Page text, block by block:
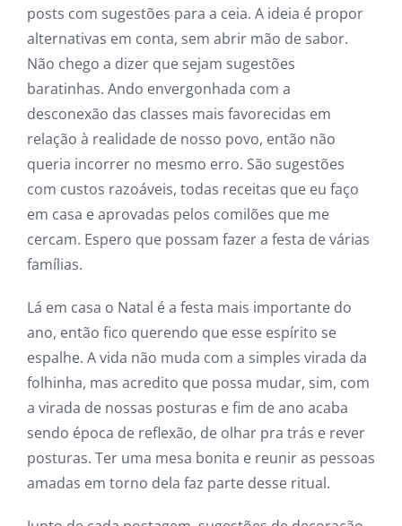
posts com sugestões para a ceia. A ideia é propor
alternativas em conta, sem abrir mão de sabor.
Não chego a dizer que sejam sugestões
baratinhas. Ando envergonhada com a
desconexão das classes mais favorecidas em
relação à realidade de nosso povo, então não
queria incorrer no mesmo erro. São sugestões
com custos razoáveis, todas receitas que eu faço
em casa e aprovadas pelos comilões que me
cercam. Espero que possam fazer a festa de várias
famílias.
Lá em casa o Natal é a festa mais importante do
ano, então fico querendo que esse espírito se
espalhe. A vida não muda com a simples virada da
folhinha, mas acredito que possa mudar, sim, com
a virada de nossas posturas e fim de ano acaba
sendo época de reflexão, de olhar pra trás e rever
posturas. Ter uma mesa bonita e reunir as pessoas
amadas em torno dela faz parte desse ritual.